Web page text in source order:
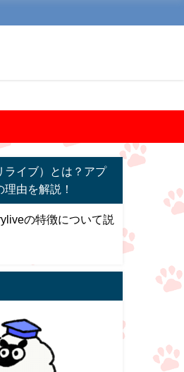
ライブ）とは？アプ
由を解説！
の特徴について説